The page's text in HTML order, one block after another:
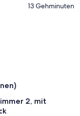
‪13 Gehminuten‬
2, mit